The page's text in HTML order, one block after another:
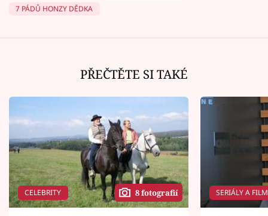
7 PÁDŮ HONZY DĚDKA
PŘEČTĚTE SI TAKÉ
CELEBRITY 8 fotografií SERIÁLY A